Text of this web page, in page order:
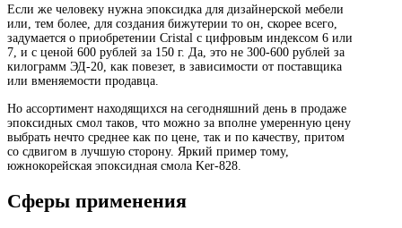
Если же человеку нужна эпоксидка для дизайнерской мебели
или, тем более, для создания бижутерии то он, скорее всего,
задумается о приобретении Cristal с цифровым индексом 6 или
7, и с ценой 600 рублей за 150 г. Да, это не 300-600 рублей за
килограмм ЭД-20, как повезет, в зависимости от поставщика
или вменяемости продавца.
Но ассортимент находящихся на сегодняшний день в продаже
эпоксидных смол таков, что можно за вполне умеренную цену
выбрать нечто среднее как по цене, так и по качеству, притом
со сдвигом в лучшую сторону. Яркий пример тому,
южнокорейская эпоксидная смола Ker-828.
Сферы применения